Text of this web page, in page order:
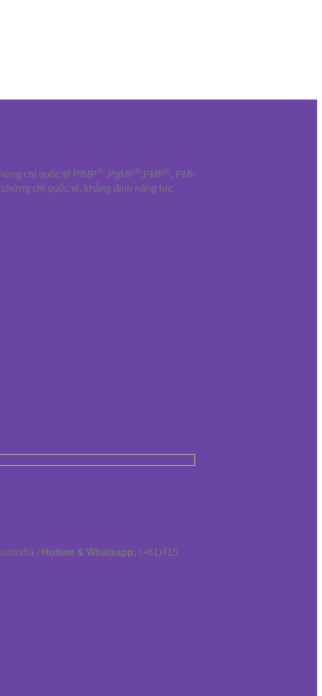
chỉ quốc tế PfMP® ,PgMP®,PMP®, PMI-
chỉ quốc tế, khẳng định năng lực
/ Hotline & Whatsapp: (+61)415